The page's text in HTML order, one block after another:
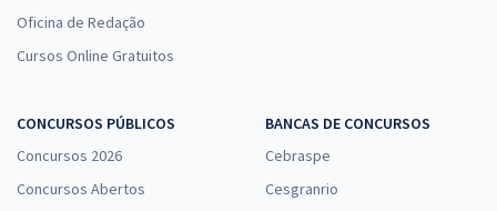
Oficina de Redação
Cursos Online Gratuitos
CONCURSOS PÚBLICOS
Concursos 2026
Concursos Abertos
BANCAS DE CONCURSOS
Cebraspe
Cesgranrio